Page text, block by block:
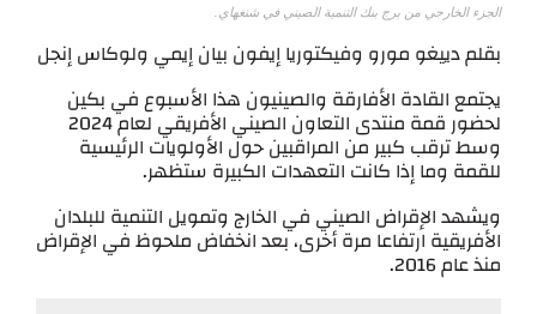
الجزء الخارجي من برج بنك التنمية الصيني في شنغهاي.
بقلم دييغو مورو وفيكتوريا إيفون بيان إيمي ولوكاس إنجل
يجتمع القادة الأفارقة والصينيون هذا الأسبوع في بكين
لحضور قمة منتدى التعاون الصيني الأفريقي لعام 2024
وسط ترقب كبير من المراقبين حول الأولويات الرئيسية
للقمة وما إذا كانت التعهدات الكبيرة ستظهر.
ويشهد الإقراض الصيني في الخارج وتمويل التنمية للبلدان
الأفريقية ارتفاعا مرة أخرى، بعد انخفاض ملحوظ في الإقراض
منذ عام 2016.